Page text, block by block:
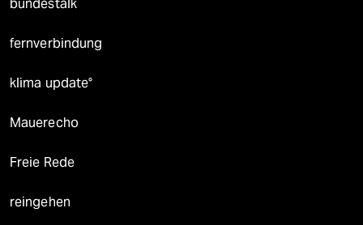
bundestalk
fernverbindung
klima update°
Mauerecho
Freie Rede
reingehen